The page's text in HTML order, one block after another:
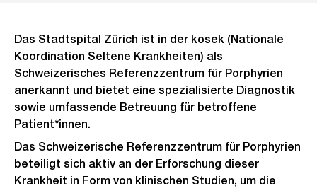
Das Stadtspital Zürich ist in der kosek (Nationale
Koordination Seltene Krankheiten) als
Schweizerisches Referenzzentrum für Porphyrien
anerkannt und bietet eine spezialisierte Diagnostik
sowie umfassende Betreuung für betroffene
Patient*innen.
Das Schweizerische Referenzzentrum für Porphyrien
beteiligt sich aktiv an der Erforschung dieser
Krankheit in Form von klinischen Studien, um die